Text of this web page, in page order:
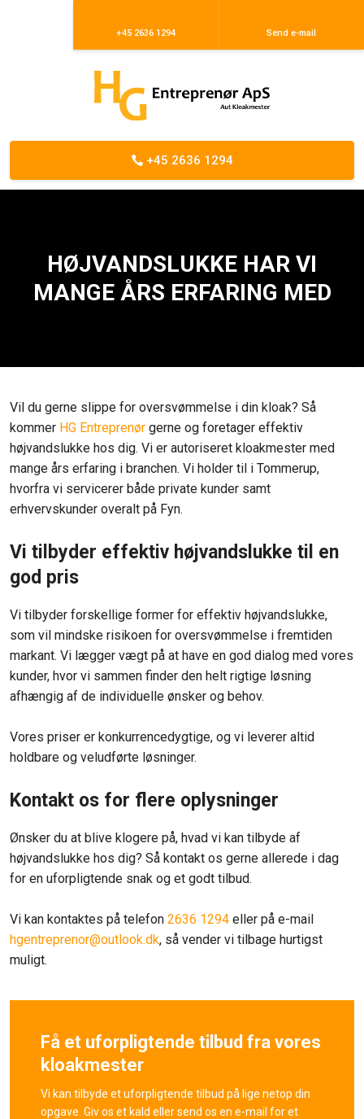
+45 2636 1294 Send e-mail
+45 2636 1294
HØJVANDSLUKKE HAR VI
MANGE ÅRS ERFARING MED
​Vil du gerne slippe for oversvømmelse i din kloak? Så
kommer HG Entreprenør gerne og foretager effektiv
højvandslukke hos dig. Vi er autoriseret kloakmester med
mange års erfaring i branchen. Vi holder til i Tommerup,
hvorfra vi servicerer både private kunder samt
erhvervskunder overalt på Fyn.
Vi tilbyder effektiv højvandslukke til en
god pris
Vi tilbyder forskellige former for effektiv højvandslukke,
som vil mindske risikoen for oversvømmelse i fremtiden
markant. Vi lægger vægt på at have en god dialog med vores
kunder, hvor vi sammen finder den helt rigtige løsning
afhængig af de individuelle ønsker og behov.
Vores priser er konkurrencedygtige, og vi leverer altid
holdbare og veludførte løsninger.
Kontakt os for flere oplysninger
Ønsker du at blive klogere på, hvad vi kan tilbyde af
højvandslukke hos dig? Så kontakt os gerne allerede i dag
for en uforpligtende snak og et godt tilbud.
Vi kan kontaktes på telefon2636 1294 eller på e-mail
hgentreprenor@outlook.dk, så vender vi tilbage hurtigst
muligt.​
Få et uforpligtende tilbud fra vores
kloakmester
Vi kan tilbyde et uforpligtende tilbud på lige netop din
opgave. Giv os et kald eller send os en e-mail for et